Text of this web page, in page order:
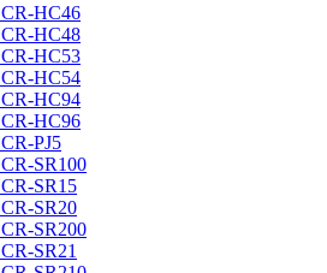
HC46
HC48
HC53
HC54
HC94
HC96
PJ5
SR100
SR15
SR20
SR200
SR21